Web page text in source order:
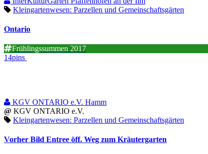
Kleingartenwesen: Parzellen und Gemeinschaftsgärten
Ontario
Frühlingssummen 2017
14pins
KGV ONTARIO e.V. Hamm
@ KGV ONTARIO e.V.
Kleingartenwesen: Parzellen und Gemeinschaftsgärten
Vorher Bild Entree öff. Weg zum Kräutergarten